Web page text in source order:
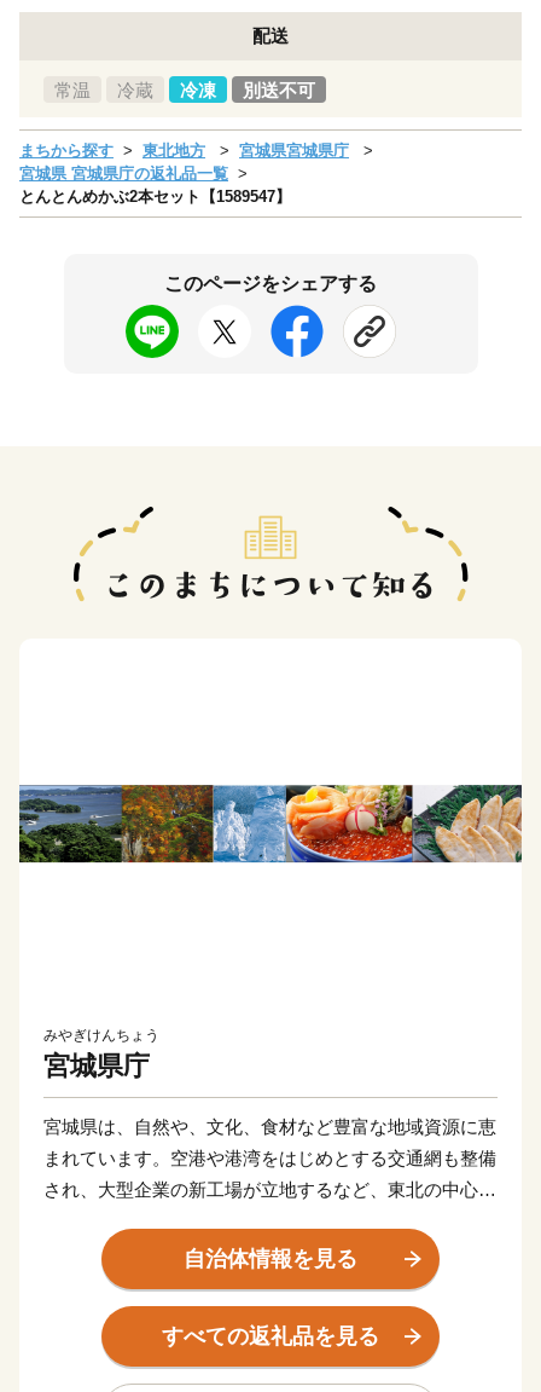
配送
常温 冷蔵 冷凍 別送不可
まちから探す 東北地方
宮城県宮城県庁
宮城県 宮城県庁の返礼品一覧
とんとんめかぶ2本セット【1589547】
このページをシェアする
みやぎけんちょう
宮城県庁
宮城県は、自然や、文化、食材など豊富な地域資源に恵
まれています。空港や港湾をはじめとする交通網も整備
され、大型企業の新工場が立地するなど、東北の中心と
東日本大震災により甚大な被害を受けましたが、再生と
さらなる発展につながる「創造的な復興」に向けた取り
組みを推進し、県民の皆さんと力を合わせ、魅力ある宮
城を築いてまいります。
自治体情報を見る
すべての返礼品を見る